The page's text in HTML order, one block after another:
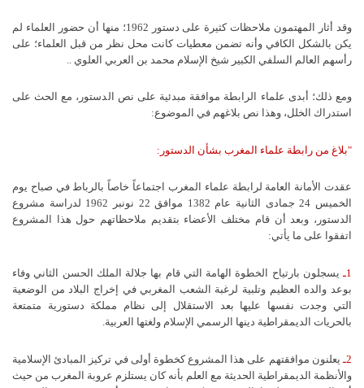
وقد أثار المهتمون ملاحظات كثيرة على دستور 1962؛ منها أن حضور العلماء لم
يكن بالشكل الكافي وأنه تضمن معطيات كانت محل نظر من قبل العلماء؛ على
رأسهم العالم السلفي الكبير شيخ الإسلام محمد بن العربي العلوي ..
ومع ذلك؛ أبدى علماء الرابطة موافقة مبدئية على نص الدستور، مع الحث على
استدراك الخلل، وهذا نص بلاغهم في الموضوع:
"بلاغ من رابطة علماء المغرب بشأن الدستور:
عقدت الأمانة العامة لرابطة علماء المغرب اجتماعاً خاصاً بالرباط في صباح يوم
الخميس 24 جمادى الثانية عام 1382 موافق 22 نونبر 1962 لدراسة مشروع
الدستور، وبعد أن قام مختلف الأعضاء بتقديم ملاحظاتهم حول هذا المشروع
اتفقوا على ما يأتي:
1ـ
يسجلون بارتياح الخطوة الهامة التي قام بها جلالة الملك الحسن الثاني وفاء
بوعد والده العظيم وتلبية لرغبة الشعب المغربي في إخراج البلاد من الوضعية
التي وجدت نفسها عليها بعد الاستقلال إلى نظام مملكة دستورية متمتعة
بالحريات الديمقراطية دينها الرسمي الإسلام ولغتها العربية.
2ـ يعلنون موافقتهم على هذا المشروع كخطوة أولى في تركيز المبادئ الإسلامية
والأنظمة الديمقراطية الحديثة مع العلم بأنه كان يستلزم عروبة المغرب من حيث